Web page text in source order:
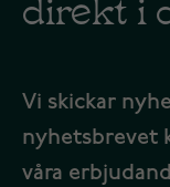
Vi skickar
nyhetsbrevet
våra